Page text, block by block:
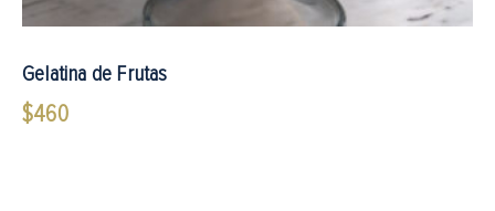
Gelatina de Frutas
$460